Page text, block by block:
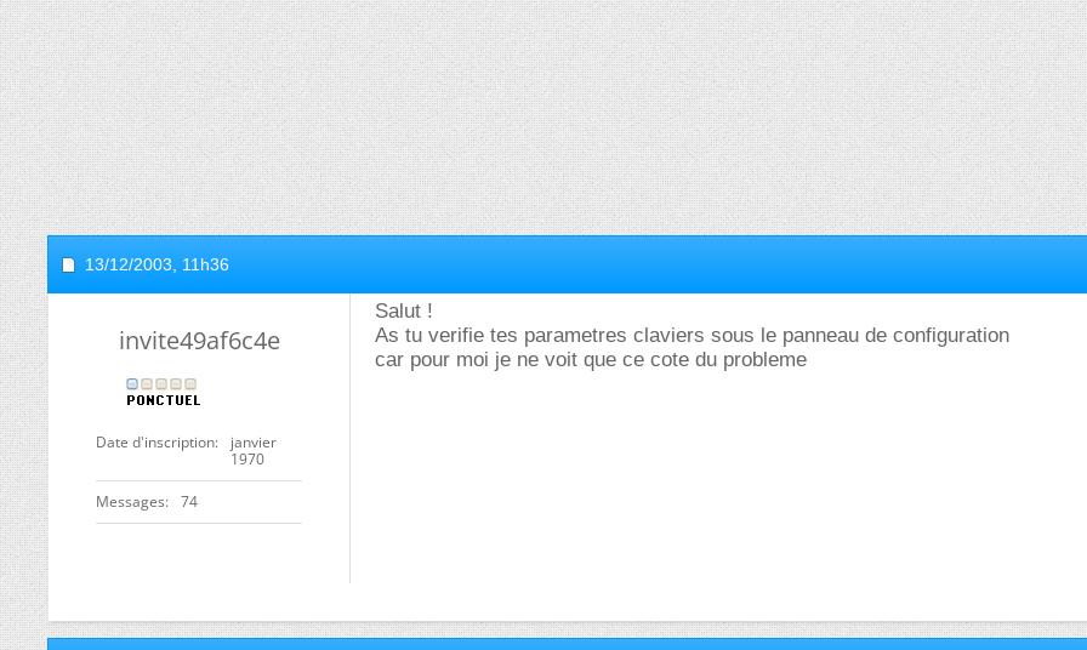
13/12/2003, 11h36
invite49af6c4e
Date d'inscription
janvier
1970
Messages 74
Salut !
As tu verifie tes parametres claviers sous le panneau de configuration
car pour moi je ne voit que ce cote du probleme